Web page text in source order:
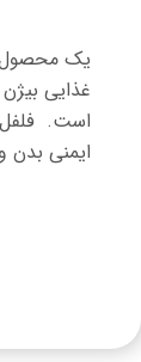
یک محصول
غذایی
است. فلفل
ایمنی